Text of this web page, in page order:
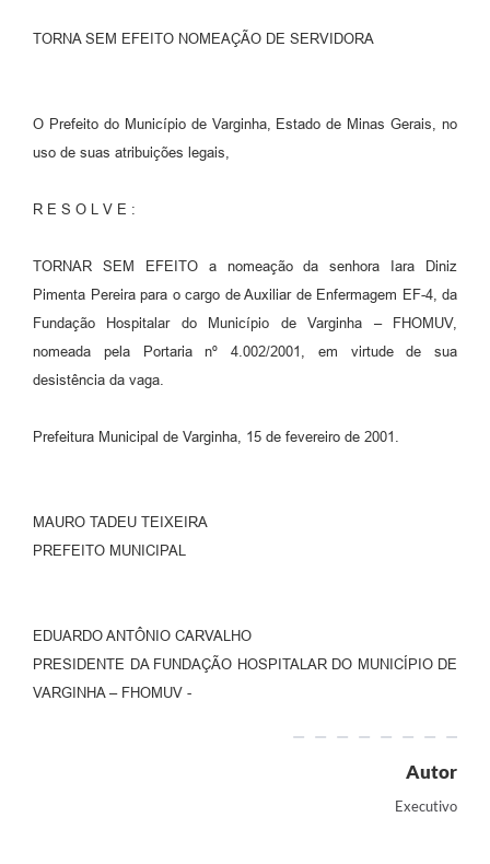
TORNA SEM EFEITO NOMEAÇÃO DE SERVIDORA
O Prefeito do Município de Varginha, Estado de Minas Gerais, no
uso de suas atribuições legais,
R E S O L V E :
TORNAR SEM EFEITO a nomeação da senhora Iara Diniz
Pimenta Pereira para o cargo de Auxiliar de Enfermagem EF-4, da
Fundação Hospitalar do Município de Varginha – FHOMUV,
nomeada pela Portaria nº 4.002/2001, em virtude de sua
desistência da vaga.
Prefeitura Municipal de Varginha, 15 de fevereiro de 2001.
MAURO TADEU TEIXEIRA
PREFEITO MUNICIPAL
EDUARDO ANTÔNIO CARVALHO
PRESIDENTE DA FUNDAÇÃO HOSPITALAR DO MUNICÍPIO DE
VARGINHA – FHOMUV -
Autor
Executivo